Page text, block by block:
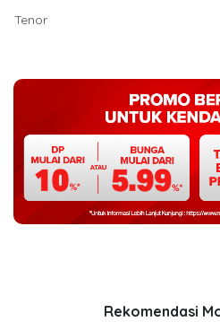
Tenor
Rekomendasi